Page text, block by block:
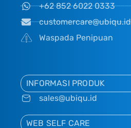
+62 852 6022 0333
customercare@ubiqu.id
Waspada Penipuan
INFORMASI PRODUK
sales@ubiqu.id
WEB SELF CARE